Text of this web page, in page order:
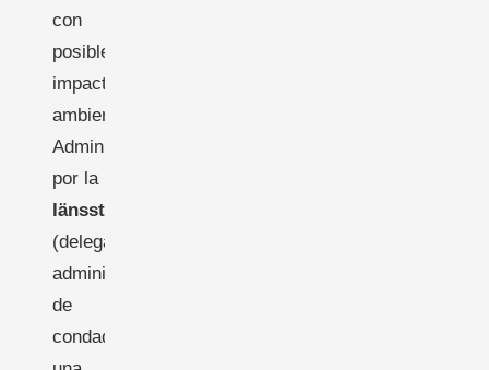
con
posible
impacto
ambiental.
Administrado
por la
länsstyrelse
(delegación
administrativa
de
condado),